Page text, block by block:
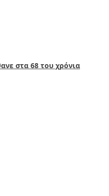
στα 68 του χρόνια